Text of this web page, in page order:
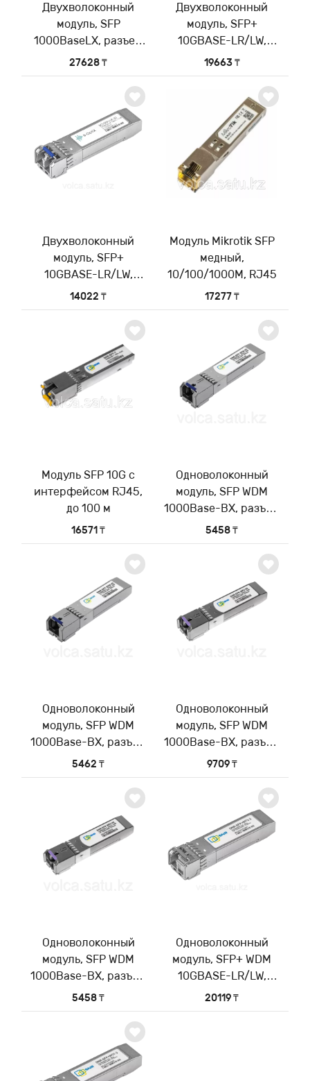
Двухволоконный
модуль, SFP
1000BaseLX, разъем
LC, рабочая длина
волны 1550нм, 16 dB
функции DDM
27628 ₸
Двухволоконный
модуль, SFP+
10GBASE-LR/LW,
разъем LC duplex,
рабочая длина волны
1310нм, дальность до
20км
19663 ₸
Двухволоконный
модуль, SFP+
10GBASE-LR/LW,
разъем LC duplex,
рабочая длина волны
1310нм, дальность до
14022 ₸
Модуль Mikrotik SFP
медный,
10/100/1000M, RJ45
17277 ₸
Модуль SFP 10G с
интерфейсом RJ45,
до 100 м
16571 ₸
Одноволоконный
модуль, SFP WDM
1000Base-BX, разъем
SC, рабочая длина
волны Tx/Rx:
5458 ₸
Одноволоконный
модуль, SFP WDM
1000Base-BX, разъем
SC, рабочая длина
волны Tx/Rx:
5462 ₸
Одноволоконный
модуль, SFP WDM
1000Base-BX, разъем
SC, рабочая длина
волны Tx/Rx:
9709 ₸
Одноволоконный
модуль, SFP WDM
1000Base-BX, разъем
SC, рабочая длина
волны Tx/Rx:
5458 ₸
Одноволоконный
модуль, SFP+ WDM
10GBASE-LR/LW,
разъем LC, рабочая
длина волны Tx/Rx:
20119 ₸